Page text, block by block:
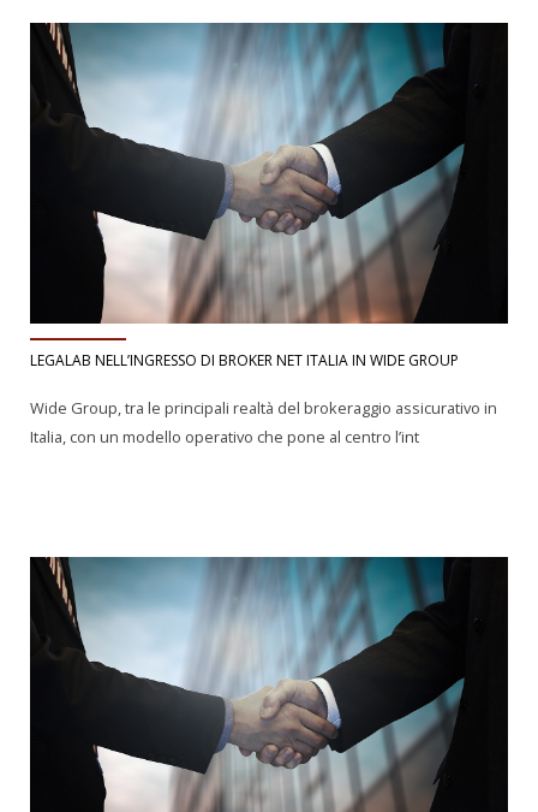
LEGALAB NELL’INGRESSO DI BROKER NET ITALIA IN WIDE GROUP
Wide Group, tra le principali realtà del brokeraggio assicurativo in
Italia, con un modello operativo che pone al centro l’int